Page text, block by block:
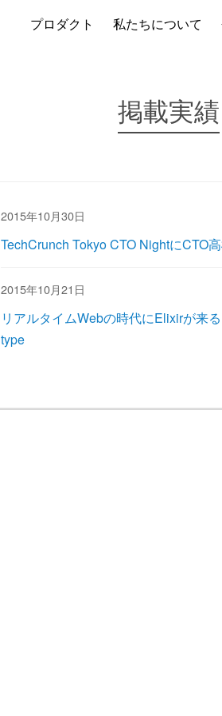
プロダクト 私たちについて
掲載実績
2015年10月30日
TechCrunch Tokyo CTO NightにCTO
2015年10月21日
リアルタイムWebの時代にElixirが来
type